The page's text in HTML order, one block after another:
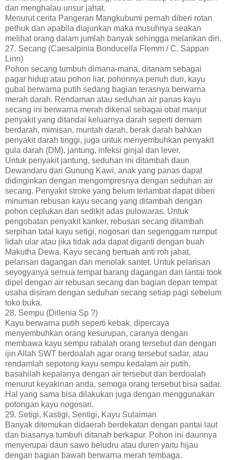
dan menghalau unsur jahat.
Menurut cerita Pangeran Mangkubumi pernah diberi rotan
pethuk dan apabila diajunkan maka musuhnya seakan
melihat orang dalam jumlah banyak sehingga melarikan diri.
27. Secang (Caesalpinia Bonducella Flemm / C. Sappan
Linn)
Pohon secang tumbuh dimana-mana, ditanam sebagai
pagar hidup atau pohon liar, pohonnya penuh duri, kayu
gubal berwarna putih sedang bagian terasnya berwarna
merah darah. Rendaman atau seduhan air panas kayu
secang ini berwarna merah dikenal sebagai obat manjur
penyakit yang ditandai keluarnya darah seperti demam
berdarah, mimisan, muntah darah, berak darah bahkan
penyakit darah tinggi, juga untuk menyembuhkan penyakit
gula darah (DM), jantung, infeksi ginjal dan lever.
Untuk penyakit jantung, seduhan ini ditambah daun
Dewandaru dari Gunung Kawi, anak yang panas dapat
didinginkan dengan mengompresnya dengan seduhan air
secang. Penyakit stroke yang belum terlambat dapat diberi
minuman rebusan kayu secang yang ditambah dengan
pohon ceplukan dan sedikit adas pulowaras. Untuk
pengobatan penyakit kanker, rebusan secang ditambah
serpihan tatal kayu setigi, nogosari dan segenggam rumput
lidah ular atau jika tidak ada dapat diganti dengan buah
Makutha Dewa. Kayu secang bertuah anti roh jahat,
pelarisan dagangan dan menolak santet. Untuk pelarisan
seyogyanya semua tempat barang dagangan dan lantai took
dipel dengan air rebusan secang dan bagian depan tempat
usaha disiram dengan seduhan secang setiap pagi sebelum
toko buka.
28. Sempu (Dillenia Sp ?)
Kayu berwarna putih seperti kebak, dipercaya
menyembuhkan orang kesurupan, caranya dengan
membawa kayu sempu rabalah orang tersebut dan dengan
ijin Allah SWT berdoalah agar orang tersebut sadar, atau
rendamlah sepotong kayu sempu kedalam air putih,
basahilah kepalanya dengan air tersebut dan berdoalah
menurut keyakinan anda, semoga orang tersebut bisa sadar.
Hal yang sama bisa dilakukan juga dengan menggunakan
potongan kayu nogosari.
29. Setigi, Kastigi, Sentigi, Kayu Sulaiman
Banyak ditemukan didaerah berdekatan dengan pantai laut
dan biasanya tumbuh ditanah berkapur. Pohon ini daunnya
menyerupai daun sawo beludru atau duren yaitu hijau
dengan bagian bawah berwarna merah tembaga.